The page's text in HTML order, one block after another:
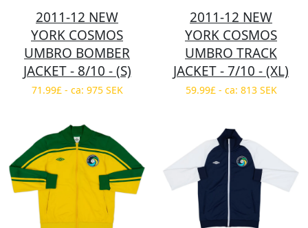
2011-12 NEW
YORK COSMOS
UMBRO BOMBER
JACKET - 8/10 - (S)
71.99£ - ca: 975 SEK
2011-12 NEW
YORK COSMOS
UMBRO TRACK
JACKET - 7/10 - (XL)
59.99£ - ca: 813 SEK